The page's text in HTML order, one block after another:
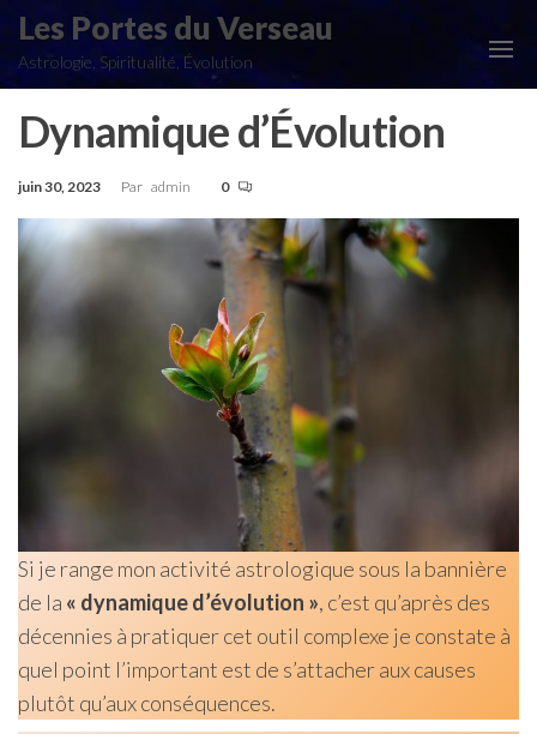
Aller
contenu
Les Portes du Verseau
Astrologie, Spiritualité, Évolution
Dynamique d’Évolution
juin 30, 2023 Par admin 0
Si je range mon activité astrologique sous la bannière
de la « dynamique d’évolution », c’est qu’après des
décennies à pratiquer cet outil complexe je constate à
quel point l’important est de s’attacher aux causes
plutôt qu’aux conséquences.